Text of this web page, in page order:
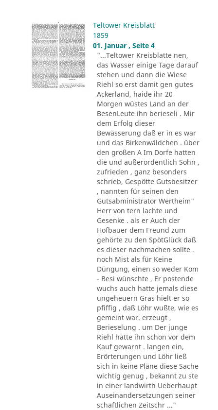
Teltower Kreisblatt
1859
01. Januar , Seite 4
"...Teltower Kreisblatte nen,
das Wasser einige Tage darauf
stehen und dann die Wiese
Riehl so erst damit gen gutes
Ackerland, haide ihr 20
Morgen wüstes Land an der
BesenLeute ihn berieseli . Mir
dem Erfolg dieser
Bewässerung daß er in es war
und das Birkenwäldchen . über
den großen A Im Dorfe hatten
die und außerordentlich Sohn ,
zufrieden , ganz besonders
schrieb, Gespötte Gutsbesitzer
, nannten für seinen den
Gutsabministrator Wertheim"
Herr von tern lachte und
Gesenke . als er Auch der
Hofbauer dem Freund zum
gehörte zu den SpötGlück daß
es dieser nachmachen sollte .
noch Mist als für Keine
Düngung, einen so weder Kom
- Besi wünschte , Er postende
wuchs auch hatte jemals diese
ungeheuern Gras hielt er so
pfiffig , daß Löhr wußte, wie es
gemeint war. erzeugt ,
Berieselung . um Der junge
Riehl hatte ihn schon vor dem
Kauf gewarnt . langen ein,
Erörterungen und Löhr ließ
sich in keine Pläne diese Sache
wichtig genug , bekannt zu ste
in einer landwirth Ueberhaupt
Auseinandersetzungen seiner
schaftlichen Zeitschr ..."